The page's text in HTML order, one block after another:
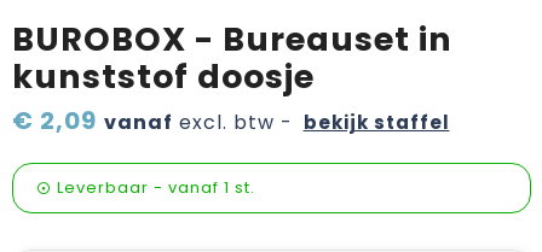
BUROBOX - Bureauset in
kunststof doosje
€ 2,09 vanaf excl. btw - bekijk staffel
Leverbaar - vanaf 1 st.